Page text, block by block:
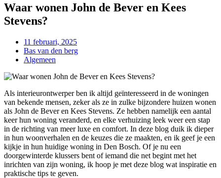
Waar wonen John de Bever en Kees
Stevens?
11 februari, 2025
Bas van den berg
Algemeen
Als interieurontwerper ben ik altijd geïnteresseerd in de woningen
van bekende mensen, zeker als ze in zulke bijzondere huizen wonen
als John de Bever en Kees Stevens. Ze hebben namelijk een aantal
keer hun woning veranderd, en elke verhuizing leek weer een stap
in de richting van meer luxe en comfort. In deze blog duik ik dieper
in hun woonverhalen en de keuzes die ze maakten, en ik geef je een
kijkje in hun huidige woning in Den Bosch. Of je nu een
doorgewinterde klussers bent of iemand die net begint met het
inrichten van zijn woning, ik hoop je met deze blog wat inspiratie en
praktische tips te geven.